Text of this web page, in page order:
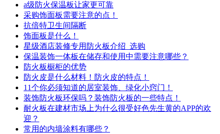
a级防火保温板让家更可靠
采购饰面板需要注意的点！
抗倍特卫生间隔断
饰面板是什么！
星级酒店装修专用防火板介绍_选购
保温装饰一体板在储存和使用中需要注意哪些？
防火板橱柜的优势
防火皮是什么材料！防火皮的特点！
11个你必须知道的居室装饰、绿化小窍门！
装饰防火板环保吗？装饰防火板的一些特点！
耐火板在建材市场上为什么很受好色先生黄的APP的欢
迎？
常用的内墙涂料有哪些？